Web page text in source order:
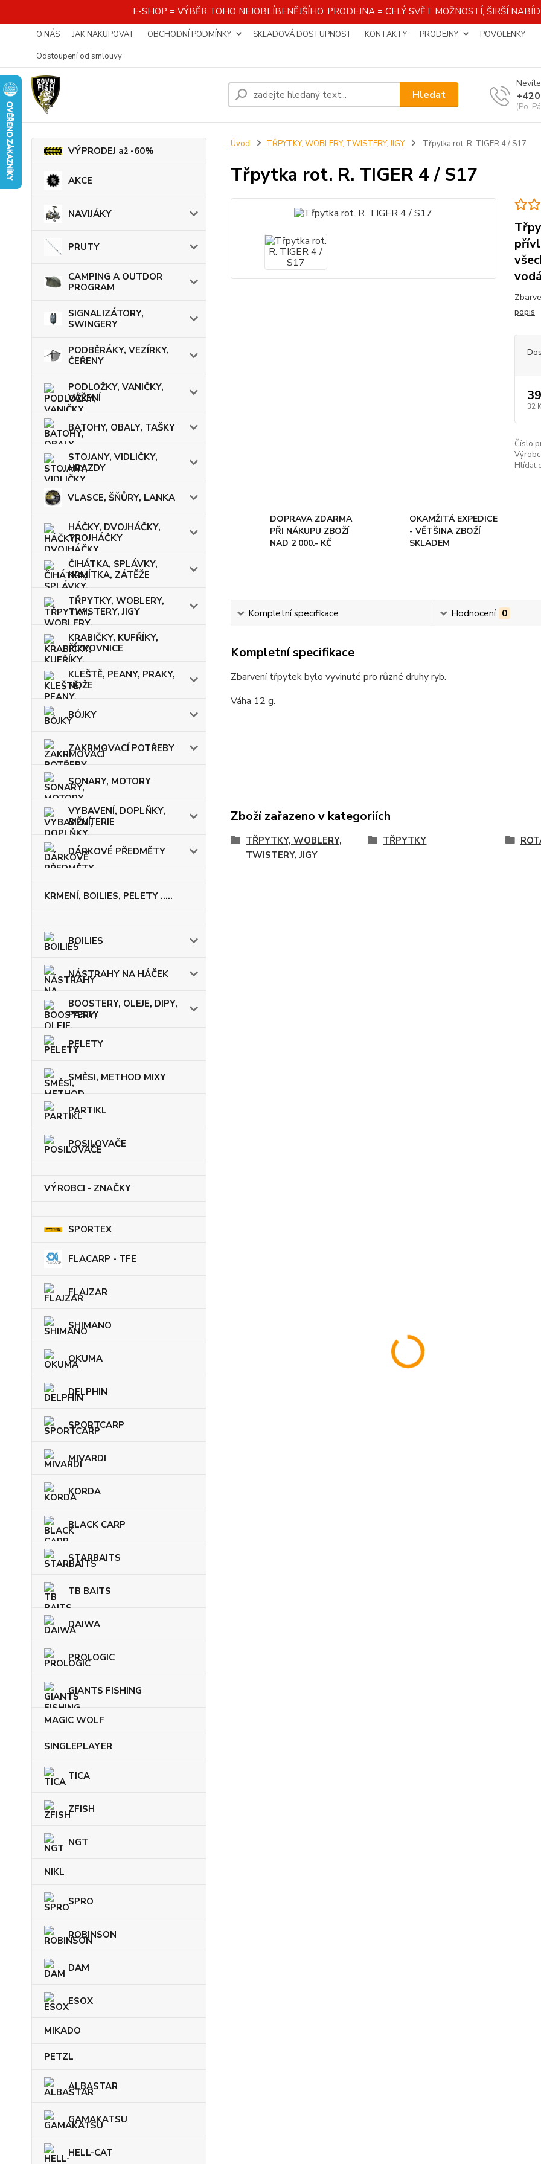
E-SHOP = VÝBĚR TOHO NEJOBLÍBENĚJŠÍHO. PRODEJNA = CELÝ SVĚT MOŽNOSTÍ, ŠIRŠÍ
O NÁS JAK NAKUPOVAT OBCHODNÍ PODMÍNKY SKLADOVÁ DOSTUPNOST KONTAKTY PRODEJNY
POVOLENKY
Odstoupení od smlouvy
Hledat
(Po-
VÝPRODEJ až -60%
AKCE
NAVIJÁKY
PRUTY
CAMPING A OUTDOR
PROGRAM
SIGNALIZÁTORY,
SWINGERY
PODBĚRÁKY, VEZÍRKY,
ČEŘENY
PODLOŽKY, VANIČKY,
VÁŽENÍ
BATOHY, OBALY, TAŠKY
STOJANY, VIDLIČKY,
HRAZDY
VLASCE, ŠŇŮRY, LANKA
HÁČKY, DVOJHÁČKY,
TROJHÁČKY
ČIHÁTKA, SPLÁVKY,
KRMÍTKA, ZÁTĚŽE
TŘPYTKY, WOBLERY,
TWISTERY, JIGY
KRABIČKY, KUFŘÍKY,
ŘÍZKOVNICE
KLEŠTĚ, PEANY, PRAKY,
NOŽE
BÓJKY
ZAKRMOVACÍ POTŘEBY
SONARY, MOTORY
VYBAVENÍ, DOPLŇKY,
BIŽUTERIE
DÁRKOVÉ PŘEDMĚTY
KRMENÍ, BOILIES, PELETY .....
BOILIES
NÁSTRAHY NA HÁČEK
BOOSTERY, OLEJE, DIPY,
PASTY
PELETY
SMĚSI, METHOD MIXY
PARTIKL
POSILOVAČE
VÝROBCI - ZNAČKY
SPORTEX
FLACARP - TFE
FLAJZAR
SHIMANO
OKUMA
DELPHIN
SPORTCARP
MIVARDI
KORDA
BLACK CARP
STARBAITS
TB BAITS
DAIWA
PROLOGIC
GIANTS FISHING
MAGIC WOLF
SINGLEPLAYER
TICA
ZFISH
NGT
NIKL
SPRO
ROBINSON
DAM
ESOX
MIKADO
PETZL
ALBASTAR
GAMAKATSU
HELL-CAT
Úvod TŘPYTKY, WOBLERY, TWISTERY, JIGY Třpytka rot. R. TIGER 4 / S17
Třpytka rot. R. TIGER 4 / S17
popis
32
Číslo
Hlídat
DOPRAVA ZDARMA
PŘI NÁKUPU ZBOŽÍ
NAD 2 000.- KČ
OKAMŽITÁ EXPEDICE
- VĚTŠINA ZBOŽÍ
SKLADEM
Kompletní specifikace Hodnocení 0
Kompletní specifikace
Zbarvení třpytek bylo vyvinuté pro různé druhy ryb.
Váha 12 g.
Zboží zařazeno v kategoriích
TŘPYTKY, WOBLERY,
TWISTERY, JIGY
TŘPYTKY